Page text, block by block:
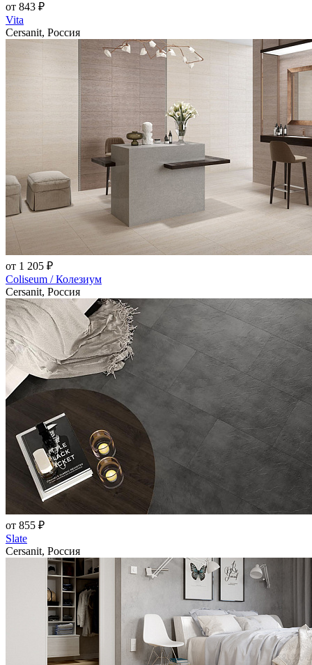
от 843 ₽
Vita
Cersanit, Россия
от 1 205 ₽
Coliseum / Колезиум
Cersanit, Россия
от 855 ₽
Slate
Cersanit, Россия